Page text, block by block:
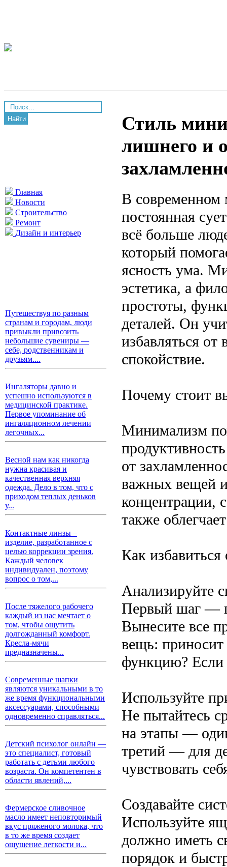
Найти
Главная
Новости
Строительство
Ремонт
Дизайн и интерьер
Путешествуя по разным
странам и городам, люди
привыкли привозить
небольшие сувениры —
себе, родственникам и
друзьям....
Ингаляторы давно и
успешно используются в
медицинской практике.
Первое упоминание об
ингаляционном лечении
легочных...
Весной нам как никогда
нужна красивая и
качественная верхняя
одежда. Дело в том, что с
приходом теплых деньков
у...
Контактные линзы –
изделие, разработанное с
целью коррекции зрения.
Каждый человек
индивидуален, поэтому
вопрос о том,...
После тяжелого рабочего
каждый из нас мечтает о
том, чтобы ощутить
долгожданный комфорт.
Кресла-мячи
предназначены...
Современные шапки
являются уникальными в то
же время функциональными
аксессуарами, способными
одновременно справляться...
Детский психолог онлайн —
это специалист, готовый
работать с детьми любого
возраста. Он компетентен в
области явлений,...
Фермерское сливочное
масло имеет неповторимый
вкус пряженого молока, что
в то же время создает
ощущение легкости и...
Стиль
лишнего и
В
постоянная
всё больше
который
ясность ума.
эстетика, а
простоты,
деталей. Он
избавляться
спокойствие.
Почему стоит
Минимализм
от
важных вещей и
концентрации,
также
Как
Анализируйте
Первый шаг —
Вынесите все
вещь:
функцию? Если
Используйте
Не пытайтесь
на этапы —
третий — для
чувствовать
Создавайте
Используйте
должно иметь
порядок и